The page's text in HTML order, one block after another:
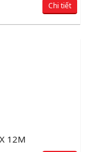
Chi tiết
12M